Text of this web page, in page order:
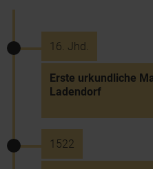
16. Jhd.
Erste urkundliche
Ladendorf
1522